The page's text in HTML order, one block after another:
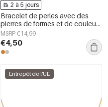
2 à 5 jours
Bracelet de perles avec des
pierres de formes et de couleurs
différentes
MSRP €14,99
€4,50
Entrepôt de l'UE